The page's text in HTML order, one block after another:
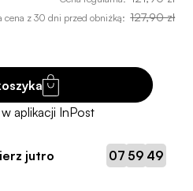
cena z 30 dni przed obniżką: 127,90 zł
jutro 07 59 48